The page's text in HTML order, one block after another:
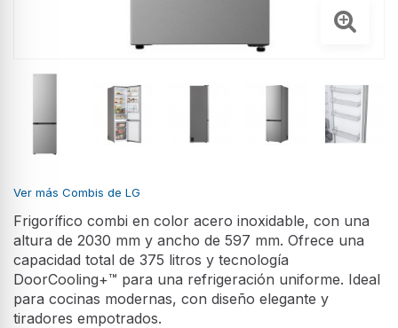
Ver más Combis de LG
Frigorífico combi en color acero inoxidable, con una
altura de 2030 mm y ancho de 597 mm. Ofrece una
capacidad total de 375 litros y tecnología
DoorCooling+™ para una refrigeración uniforme. Ideal
para cocinas modernas, con diseño elegante y
tiradores empotrados.